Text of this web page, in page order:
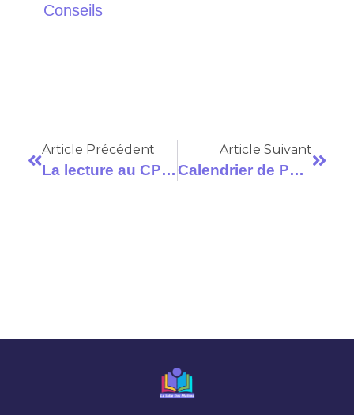
Conseils
Article Précédent
La lecture au CP : Fiches et Exercices à Télécharger
Article Suivant
Calendrier de Paye Education Nationale 2021